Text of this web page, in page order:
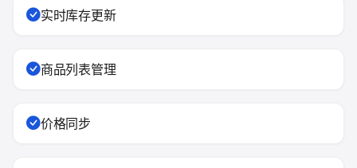
实时库存更新
商品列表管理
价格同步